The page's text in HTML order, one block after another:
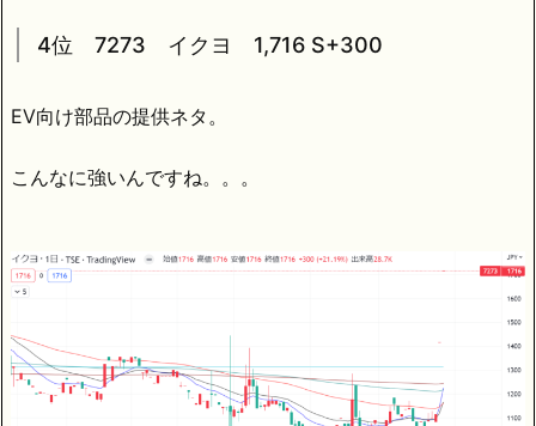
4位 7273 イクヨ 1,716 S+300
EV向け部品の提供ネタ。
こんなに強いんですね。。。